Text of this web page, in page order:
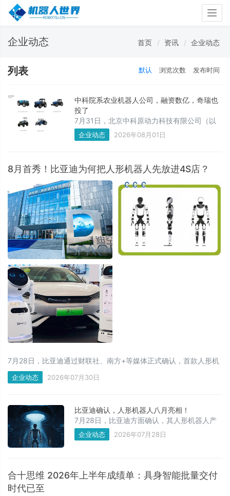
企业动态 首页 资讯 企业动态
列表 默认 浏览次数 发布时间
中科院系农业机器人公司，融资数亿，奇瑞也
投了
7月31日，北京中科原动力科技有限公司（以
下简称“中科原动力”）宣布完成B2轮数亿元融
资，本轮融资由奇瑞控股集团旗下安徽奇瑞智
研发、产品规模化交付及加快海外市场拓展。
企业动态 2026年08月01日
8月首秀！比亚迪为何把人形机器人先放进4S店？
7月28日，比亚迪通过财联社、南方+等媒体正式确认，首款人形机
器人将于8月在“迪空间｜郑州馆”对外亮相。此前一周，该场馆公众
号发布预热海报，配文“八月初，有个新朋友，想来认识你”，背景为
企业动态 2026年07月30日
比亚迪确认，人形机器人八月亮相！
7月28日，比亚迪方面确认，其人形机器人产
品计划于2026年8月在“迪空间”亮相发布。
企业动态 2026年07月28日
​合十思维 2026年上半年成绩单：具身智能批量交付
时代已至